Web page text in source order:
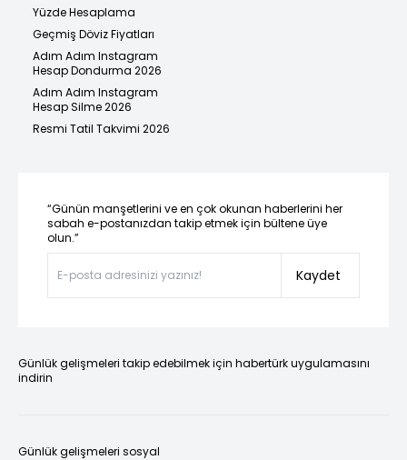
Yüzde Hesaplama
Geçmiş Döviz Fiyatları
Adım Adım Instagram
Hesap Dondurma 2026
Adım Adım Instagram
Hesap Silme 2026
Resmi Tatil Takvimi 2026
“Günün manşetlerini ve en çok okunan haberlerini her
sabah e-postanızdan takip etmek için bültene üye
olun.”
Kaydet
Günlük gelişmeleri takip edebilmek için habertürk uygulamasını
indirin
Günlük gelişmeleri sosyal